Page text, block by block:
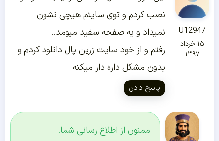
U12947
۱۵ خرداد
۱۳۹۷
نصب کردم و توی سایتم هیچی نشون
نمیداد و یه صفحه سفید میومد..
رفتم و از خود سایت زرین پال دانلود کردم و
بدون مشکل داره دار میکنه
پاسخ دادن
ممنون از اطلاع رسانی شما.